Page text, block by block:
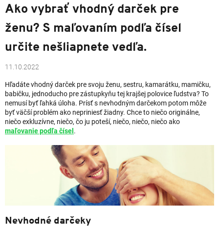
Ako vybrať vhodný darček pre
ženu? S maľovaním podľa čísel
určite nešliapnete vedľa.
11.10.2022
Hľadáte vhodný darček pre svoju ženu, sestru, kamarátku, mamičku,
babičku, jednoducho pre zástupkyňu tej krajšej polovice ľudstva? To
nemusí byť ľahká úloha. Prísť s nevhodným darčekom potom môže
byť väčší problém ako nepriniesť žiadny. Chce to niečo originálne,
niečo exkluzívne, niečo, čo ju poteší, niečo, niečo, niečo ako
maľovanie podľa čísel .
Nevhodné darčeky